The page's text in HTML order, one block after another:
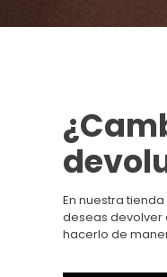
En nuestra
deseas devolver
hacerlo de